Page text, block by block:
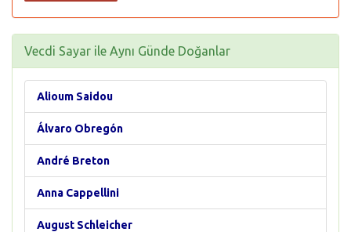
Vecdi Sayar ile Aynı Günde Doğanlar
Alioum Saidou
Álvaro Obregón
André Breton
Anna Cappellini
August Schleicher